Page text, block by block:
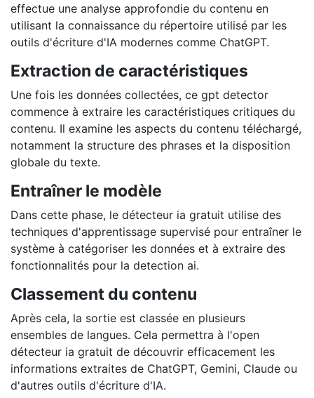
effectue une analyse approfondie du contenu en
utilisant la connaissance du répertoire utilisé par les
outils d'écriture d'IA modernes comme ChatGPT.
Extraction de caractéristiques
Une fois les données collectées, ce gpt detector
commence à extraire les caractéristiques critiques du
contenu. Il examine les aspects du contenu téléchargé,
notamment la structure des phrases et la disposition
globale du texte.
Entraîner le modèle
Dans cette phase, le détecteur ia gratuit utilise des
techniques d'apprentissage supervisé pour entraîner le
système à catégoriser les données et à extraire des
fonctionnalités pour la detection ai.
Classement du contenu
Après cela, la sortie est classée en plusieurs
ensembles de langues. Cela permettra à l'open
détecteur ia gratuit de découvrir efficacement les
informations extraites de ChatGPT, Gemini, Claude ou
d'autres outils d'écriture d'IA.